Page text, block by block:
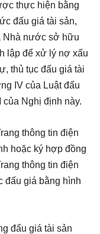
thực hiện bằng
đấu giá tài sản,
Nhà nước sở hữu
lập để xử lý nợ xấu
thủ tục đấu giá tài
IV của Luật đấu
Nghị định này.
thông tin điện
hoặc ký hợp đồng
thông tin điện
đấu giá bằng hình
đấu giá tài sản